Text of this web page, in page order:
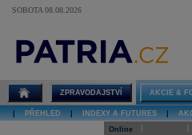
SOBOTA 08.08.2026
GR.Sarantis
ZPRAVODAJSTVÍ AKCIE &
PŘEHLED INDEXY A FUTURES
Online